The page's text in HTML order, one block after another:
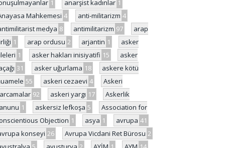
1 anarşist kadınlar 1
Mahkemesi 4 anti-militarizm 4
medya 8 antimilitarizm 97
arap
1 arap ordusu 2 arjantin 1
asker
1 asker hakları inisiyatifi 15
asker
31 asker uğurlama 18
askere kötü
55 askeri cezaevi 4
Askeri
92 askeri yargı 17
Askerlik
1 askersiz lefkoşa 5
Association for
Objection 1 asya 1 avrupa 41
konseyi 26 Avrupa Vicdani Ret Bürosu 2